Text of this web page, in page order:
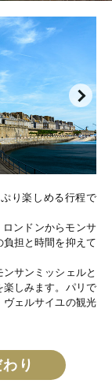
り楽しめる行程で
ンドンからモンサ
担と時間を抑えて
サンミッシェルと
しみます。パリで
ェルサイユの観光
り